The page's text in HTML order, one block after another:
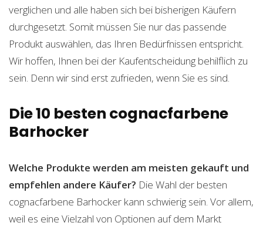
verglichen und alle haben sich bei bisherigen Käufern
durchgesetzt. Somit müssen Sie nur das passende
Produkt auswählen, das Ihren Bedürfnissen entspricht.
Wir hoffen, Ihnen bei der Kaufentscheidung behilflich zu
sein. Denn wir sind erst zufrieden, wenn Sie es sind.
Die 10 besten cognacfarbene
Barhocker
Welche Produkte werden am meisten gekauft und
empfehlen andere Käufer? Die Wahl der besten
cognacfarbene Barhocker kann schwierig sein. Vor allem,
weil es eine Vielzahl von Optionen auf dem Markt